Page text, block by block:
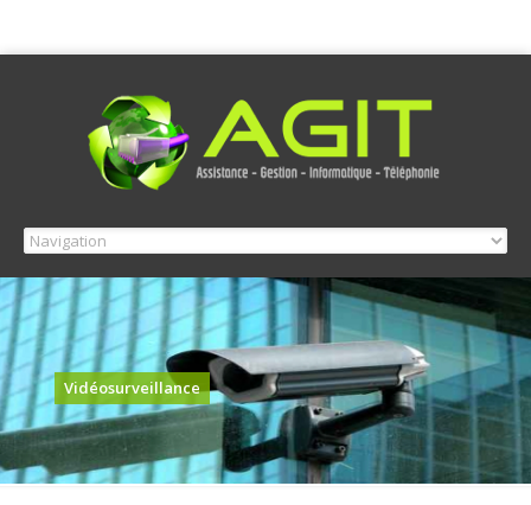
Vidéosurveillance